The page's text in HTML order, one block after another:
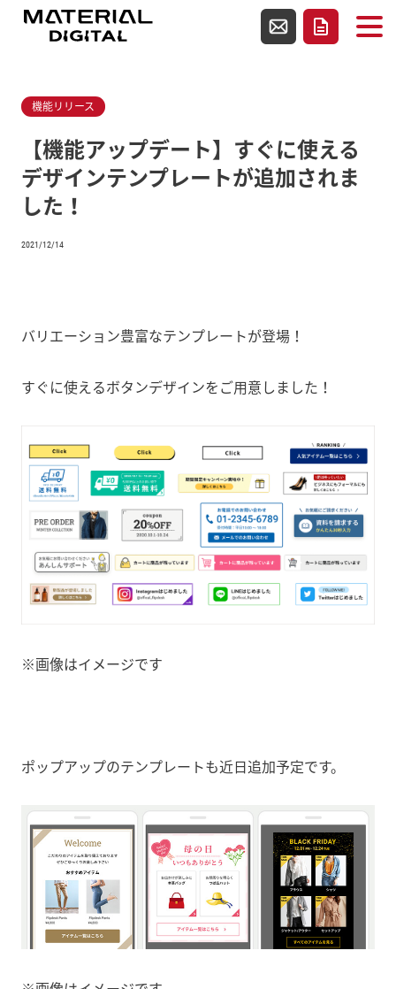
使用テンプレートファイルsingle.php
お問い合わせ
資料請求
機能リリース
【機能アップデート】すぐに使える
デザインテンプレートが追加されま
した！
2021/12/14
バリエーション豊富なテンプレートが登場！
すぐに使えるボタンデザインをご用意しました！
※画像はイメージです
ポップアップのテンプレートも近日追加予定です。